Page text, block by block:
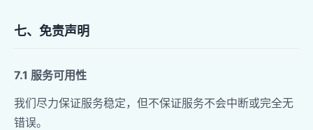
七、免责声明
7.1 服务可用性
我们尽力保证服务稳定，但不保证服务不会中断或完全无
错误。